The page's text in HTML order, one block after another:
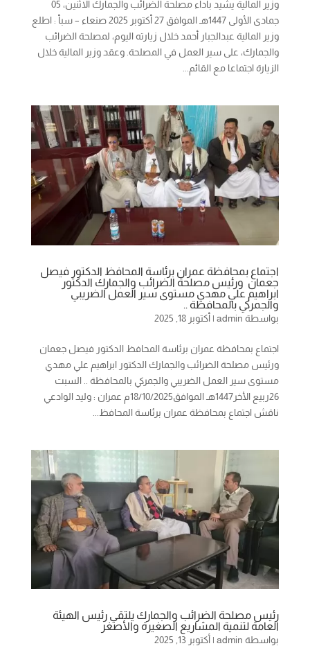
وزير المالية يشيد بأداء مصلحة الضرائب والجمارك الاثنين، 05
جمادى الأولى 1447هـ الموافق 27 أكتوبر 2025 صنعاء – سبأ : اطلع
وزير المالية عبدالجبار أحمد خلال زيارته اليوم، لمصلحة الضرائب
والجمارك، على سير العمل في المصلحة. وعقد وزير المالية خلال
الزيارة اجتماعا مع القائم...
اجتماع بمحافظة عمران برئاسة المحافظ الدكتور فيصل
جعمان ورئيس مصلحة الضرائب والجمارك الدكتور
ابراهيم علي مهدي مستوى سير العمل الضريبي
والجمركي بالمحافظة ..
بواسطة admin
| أكتوبر 18, 2025
اجتماع بمحافظة عمران برئاسة المحافظ الدكتور فيصل جعمان
ورئيس مصلحة الضرائب والجمارك الدكتور ابراهيم علي مهدي
مستوى سير العمل الضريبي والجمركي بالمحافظة .. السبت
26ربيع الأخر1447هـ الموافق18/10/2025م عمران : وليد الوادعي
ناقش اجتماع بمحافظة عمران برئاسة المحافظ...
رئيس مصلحة الضرائب والجمارك يلتقي رئيس الهيئة
العامة لتنمية المشاريع الصغيرة والأصغر
بواسطة admin
| أكتوبر 13, 2025